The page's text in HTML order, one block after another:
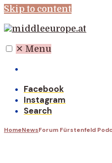
Skip to content
✕ Menu
Facebook
Instagram
Search
HomeNewsForum Fürstenfeld